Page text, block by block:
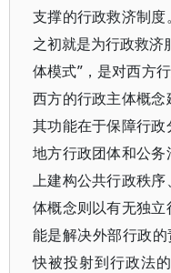
支撑的行政救济制
之初就是为行政救济
体模式”，是对西方
西方的行政主体概念
其功能在于保障行政
地方行政团体和公
上建构公共行政秩
体概念则以有无独
能是解决外部行政
快被投射到行政法